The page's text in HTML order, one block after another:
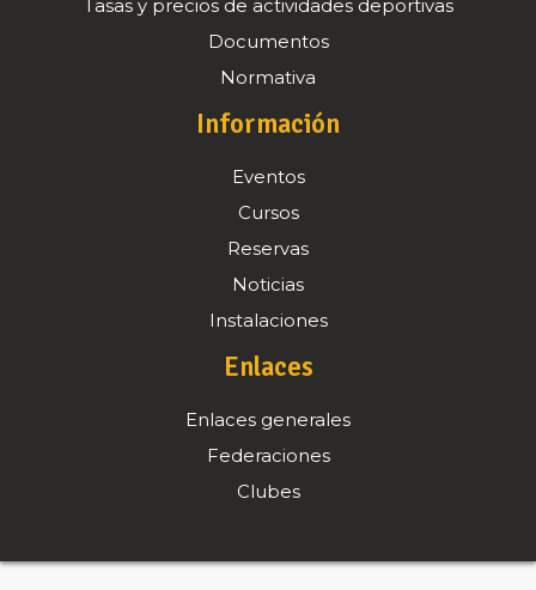
Tasas y precios de actividades deportivas
Documentos
Normativa
Información
Eventos
Cursos
Reservas
Noticias
Instalaciones
Enlaces
Enlaces generales
Federaciones
Clubes